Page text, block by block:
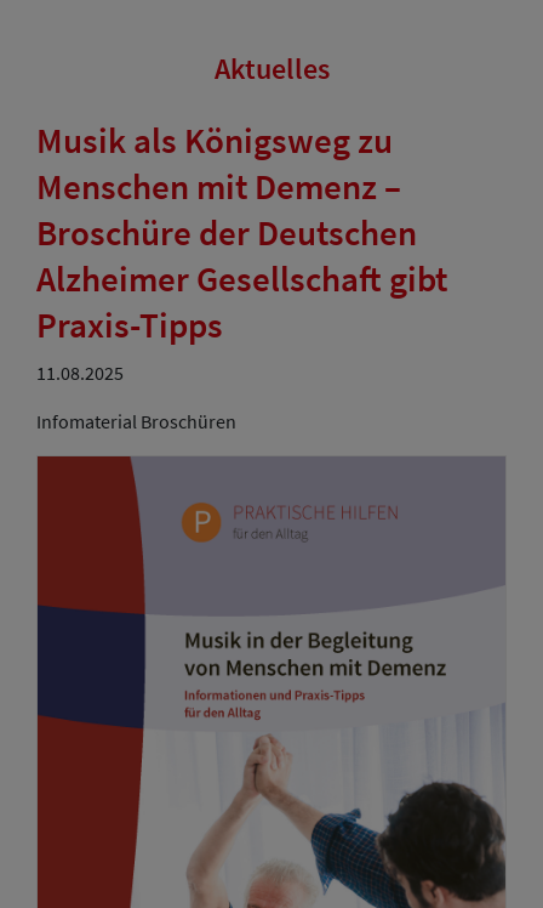
Aktuelles
Musik als Königsweg zu
Menschen mit Demenz –
Broschüre der Deutschen
Alzheimer Gesellschaft gibt
Praxis-Tipps
11.08.2025
Infomaterial Broschüren